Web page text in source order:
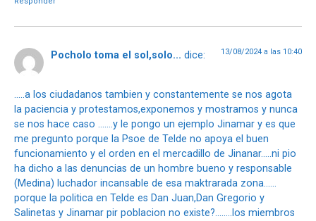
Pocholo toma el sol,solo... dice: 13/08/2024 a las 10:40
…..a los ciudadanos tambien y constantemente se nos agota
la paciencia y protestamos,exponemos y mostramos y nunca
se nos hace caso …….y le pongo un ejemplo Jinamar y es que
me pregunto porque la Psoe de Telde no apoya el buen
funcionamiento y el orden en el mercadillo de Jinanar…..ni pio
ha dicho a las denuncias de un hombre bueno y responsable
(Medina) luchador incansable de esa maktrarada zona……
porque la politica en Telde es Dan Juan,Dan Gregorio y
Salinetas y Jinamar pir poblacion no existe?……..los miembros